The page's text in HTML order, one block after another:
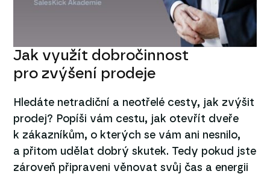
Jak využít dobročinnost
pro zvýšení prodeje
Hledáte netradiční a neotřelé cesty, jak zvýšit
prodej? Popíši vám cestu, jak otevřít dveře
k zákazníkům, o kterých se vám ani nesnilo,
a přitom udělat dobrý skutek. Tedy pokud jste
zároveň připraveni věnovat svůj čas a energii